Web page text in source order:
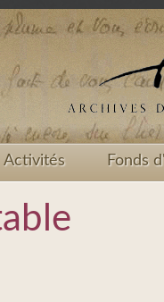
Activités Fonds